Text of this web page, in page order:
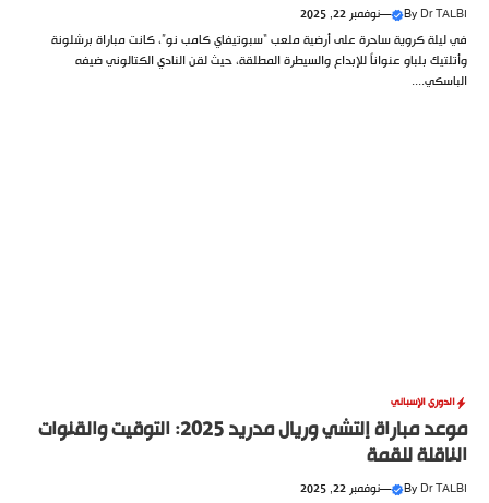
By Dr TALBI
—نوفمبر 22, 2025
في ليلة كروية ساحرة على أرضية ملعب “سبوتيفاي كامب نو”، كانت مباراة برشلونة
وأتلتيك بلباو عنواناً للإبداع والسيطرة المطلقة، حيث لقن النادي الكتالوني ضيفه
الباسكي....
الدوري الإسباني
موعد مباراة إلتشي وريال مدريد 2025: التوقيت والقنوات
الناقلة للقمة
By Dr TALBI
—نوفمبر 22, 2025